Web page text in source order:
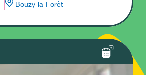
Bouzy-la-Forêt